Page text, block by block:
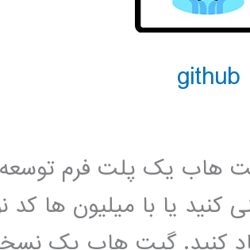
یک پلت فرم
کنید یا با میلیون ها